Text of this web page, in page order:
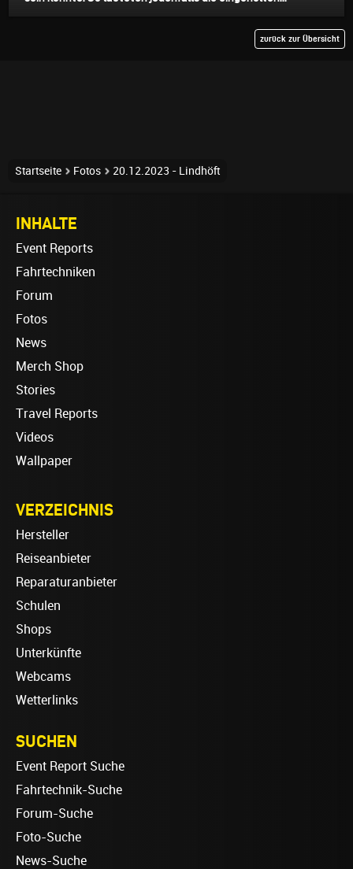
zurück zur Übersicht
Startseite Fotos 20.12.2023 - Lindhöft
INHALTE
Event Reports
Fahrtechniken
Forum
Fotos
News
Merch Shop
Stories
Travel Reports
Videos
Wallpaper
VERZEICHNIS
Hersteller
Reiseanbieter
Reparaturanbieter
Schulen
Shops
Unterkünfte
Webcams
Wetterlinks
SUCHEN
Event Report Suche
Fahrtechnik-Suche
Forum-Suche
Foto-Suche
News-Suche